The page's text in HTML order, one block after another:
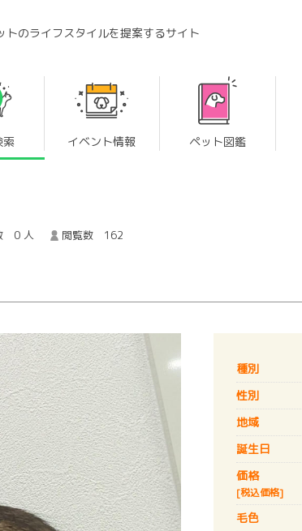
トのライフスタイルを提案するサイト
索 イベント情報 ペット図鑑
0 人 閲覧数 162
種別
性別
地域
誕生日
価格
[税込価格]
毛色